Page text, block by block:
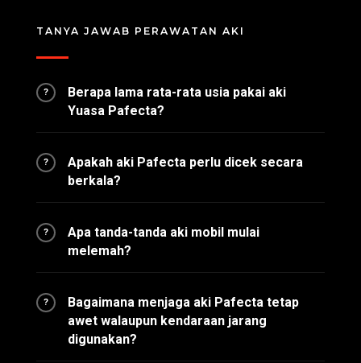
TANYA JAWAB PERAWATAN AKI
?
Berapa lama rata-rata usia pakai aki
Yuasa Pafecta?
?
Apakah aki Pafecta perlu dicek secara
berkala?
?
Apa tanda-tanda aki mobil mulai
melemah?
?
Bagaimana menjaga aki Pafecta tetap
awet walaupun kendaraan jarang
digunakan?